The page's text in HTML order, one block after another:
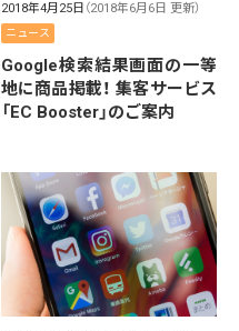
2018年4月25日 （2018年6月6日 更新）
ニュース
Google検索結果画面の一等
地に商品掲載！ 集客サービス
「EC Booster」のご案内